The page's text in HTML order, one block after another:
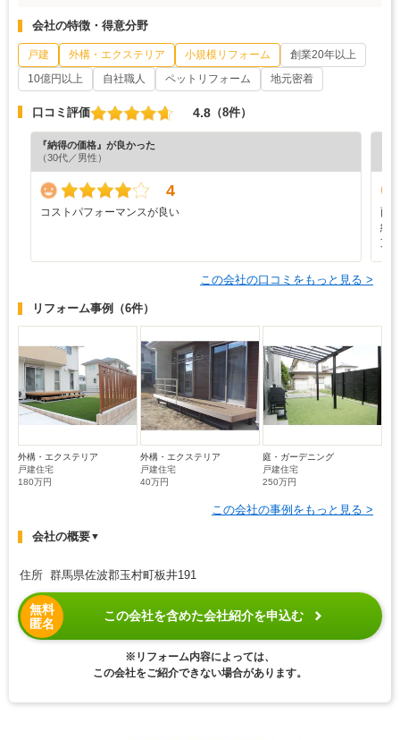
会社の特徴・得意分野
戸建 外構・エクステリア 小規模リフォーム
創業20年以上
10億円以上
自社職人 ペットリフォーム 地元密着
口コミ評価 4.8 （8件）
『納得の価格』が良かった
（30代／男性）
4
コストパフォーマンスが良い
雨
納
支
この会社の口コミをもっと見る >
リフォーム事例 （6件）
外構・エクステリア
戸建住宅
180万円
外構・エクステリア
戸建住宅
40万円
庭・ガーデニング
戸建住宅
250万円
この会社の事例をもっと見る >
会社の概要▼
住所 群馬県佐波郡玉村町板井191
無料
匿名
この会社を含めた会社紹介を申込む
※リフォーム内容によっては、
この会社をご紹介できない場合があります。